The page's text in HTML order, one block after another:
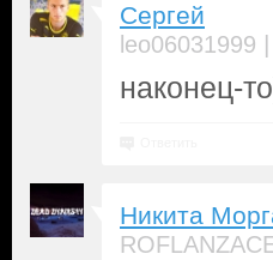
Сергей
leo06031999 |
наконец-
Никита